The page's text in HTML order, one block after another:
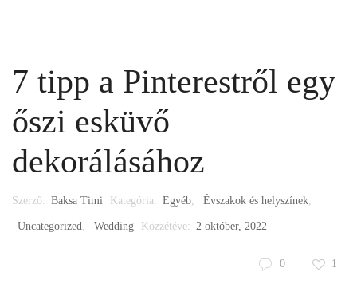
7 tipp a Pinterestről egy
őszi esküvő
dekorálásához
Szerző: Baksa Timi Kategória: Egyéb, Évszakok és helyszínek,
Uncategorized, Wedding Közzétéve: 2 október, 2022
0 1